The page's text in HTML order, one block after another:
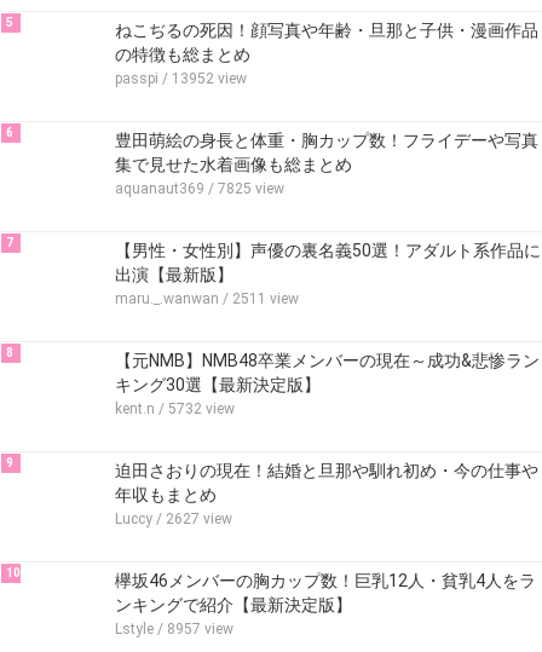
5
ねこぢるの死因！顔写真や年齢・旦那と子供・漫画作品
の特徴も総まとめ
passpi / 13952 view
6
豊田萌絵の身長と体重・胸カップ数！フライデーや写真
集で見せた水着画像も総まとめ
aquanaut369 / 7825 view
7
【男性・女性別】声優の裏名義50選！アダルト系作品に
出演【最新版】
maru._.wanwan / 2511 view
8
【元NMB】NMB48卒業メンバーの現在～成功&悲惨ラン
キング30選【最新決定版】
kent.n / 5732 view
9
迫田さおりの現在！結婚と旦那や馴れ初め・今の仕事や
年収もまとめ
Luccy / 2627 view
10
欅坂46メンバーの胸カップ数！巨乳12人・貧乳4人をラ
ンキングで紹介【最新決定版】
Lstyle / 8957 view